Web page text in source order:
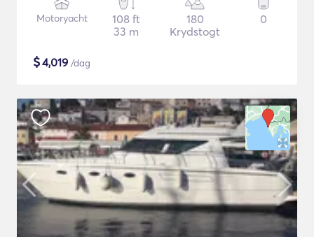
Motoryacht
108 ft
33 m
180
Krydstogt
0
$4,019 /dag